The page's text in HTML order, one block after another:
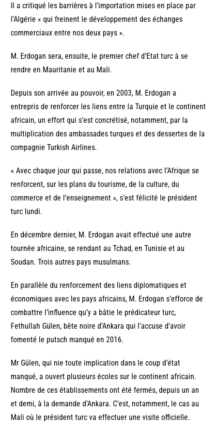
Il a critiqué les barrières à l’importation mises en place par
l’Algérie « qui freinent le développement des échanges
commerciaux entre nos deux pays ».
M. Erdogan sera, ensuite, le premier chef d’Etat turc à se
rendre en Mauritanie et au Mali.
Depuis son arrivée au pouvoir, en 2003, M. Erdogan a
entrepris de renforcer les liens entre la Turquie et le continent
africain, un effort qui s’est concrétisé, notamment, par la
multiplication des ambassades turques et des dessertes de la
compagnie Turkish Airlines.
« Avec chaque jour qui passe, nos relations avec l’Afrique se
renforcent, sur les plans du tourisme, de la culture, du
commerce et de l’enseignement », s’est félicité le président
turc lundi.
En décembre dernier, M. Erdogan avait effectué une autre
tournée africaine, se rendant au Tchad, en Tunisie et au
Soudan. Trois autres pays musulmans.
En parallèle du renforcement des liens diplomatiques et
économiques avec les pays africains, M. Erdogan s’efforce de
combattre l’influence qu’y a bâtie le prédicateur turc,
Fethullah Gülen, bête noire d’Ankara qui l’accuse d’avoir
fomenté le putsch manqué en 2016.
Mr Gülen, qui nie toute implication dans le coup d’état
manqué, a ouvert plusieurs écoles sur le continent africain.
Nombre de ces établissements ont été fermés, depuis un an
et demi, à la demande d’Ankara. C’est, notamment, le cas au
Mali où le président turc va effectuer une visite officielle.